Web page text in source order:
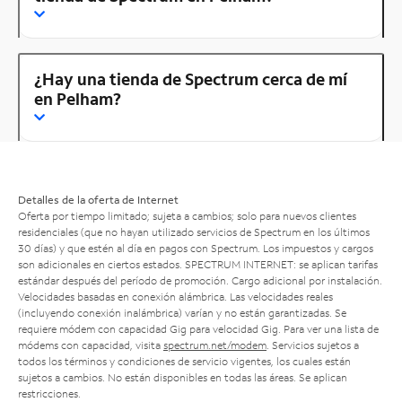
¿Hay una tienda de Spectrum cerca de mí
en Pelham?
Detalles de la oferta de Internet
Oferta por tiempo limitado; sujeta a cambios; solo para nuevos clientes
residenciales (que no hayan utilizado servicios de Spectrum en los últimos
30 días) y que estén al día en pagos con Spectrum. Los impuestos y cargos
son adicionales en ciertos estados. SPECTRUM INTERNET: se aplican tarifas
estándar después del período de promoción. Cargo adicional por instalación.
Velocidades basadas en conexión alámbrica. Las velocidades reales
(incluyendo conexión inalámbrica) varían y no están garantizadas. Se
requiere módem con capacidad Gig para velocidad Gig. Para ver una lista de
módems con capacidad, visita spectrum.net/modem . Servicios sujetos a
todos los términos y condiciones de servicio vigentes, los cuales están
sujetos a cambios. No están disponibles en todas las áreas. Se aplican
restricciones.